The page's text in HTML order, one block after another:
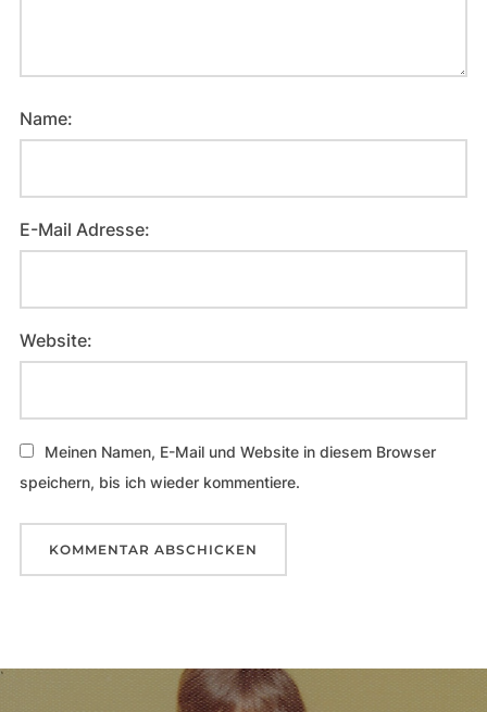
Name:
E-Mail Adresse:
Website:
Meinen Namen, E-Mail und Website in diesem Browser
speichern, bis ich wieder kommentiere.
Beitragsnavigation